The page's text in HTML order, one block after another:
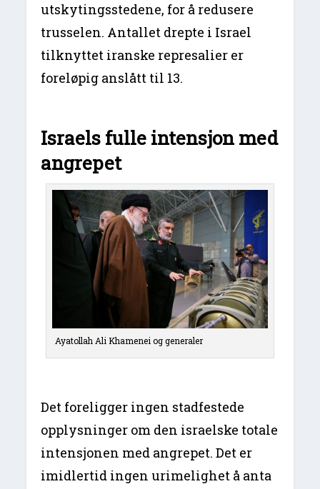
utskytingsstedene, for å redusere
trusselen. Antallet drepte i Israel
tilknyttet iranske represalier er
foreløpig anslått til 13.
Israels fulle intensjon med
angrepet
Ayatollah Ali Khamenei og generaler
Det foreligger ingen stadfestede
opplysninger om den israelske totale
intensjonen med angrepet. Det er
imidlertid ingen urimelighet å anta